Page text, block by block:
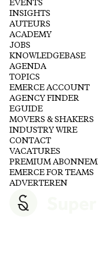
EVENTS
INSIGHTS
AUTEURS
ACADEMY
JOBS
KNOWLEDGEBASE
AGENDA
TOPICS
EMERCE ACCOUNT
AGENCY FINDER
EGUIDE
MOVERS & SHAKERS
INDUSTRY WIRE
CONTACT
VACATURES
PREMIUM
EMERCE FOR TEAMS
ADVERTEREN